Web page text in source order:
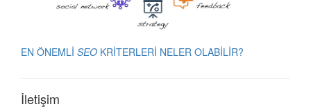
EN ÖNEMLİ SEO KRİTERLERİ NELER OLABİLİR?
İletişim